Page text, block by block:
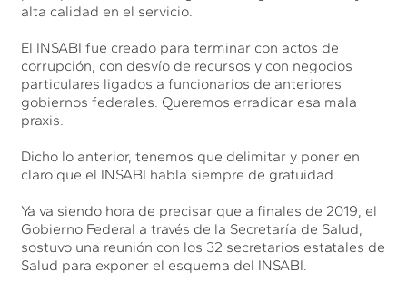
alta calidad en el servicio.
El INSABI fue creado para terminar con actos de
corrupción, con desvío de recursos y con negocios
particulares ligados a funcionarios de anteriores
gobiernos federales. Queremos erradicar esa mala
praxis.
Dicho lo anterior, tenemos que delimitar y poner en
claro que el INSABI habla siempre de gratuidad.
Ya va siendo hora de precisar que a finales de 2019, el
Gobierno Federal a través de la Secretaría de Salud,
sostuvo una reunión con los 32 secretarios estatales de
Salud para exponer el esquema del INSABI.